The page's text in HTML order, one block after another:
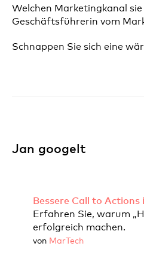
Welchen Marketingkanal
Geschäftsführerin vom
Schnappen Sie sich eine
Jan googelt
Bessere Call to
Erfahren Sie, warum
erfolgreich machen.
von MarTech